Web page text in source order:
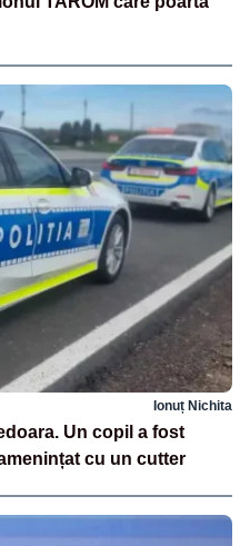
Ionuț Nichita
Un copil a fost
cu un cutter